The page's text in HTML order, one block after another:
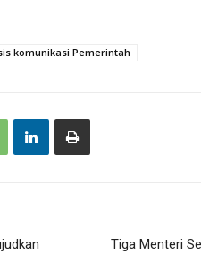
komunikasi Pemerintah
Tiga Menteri